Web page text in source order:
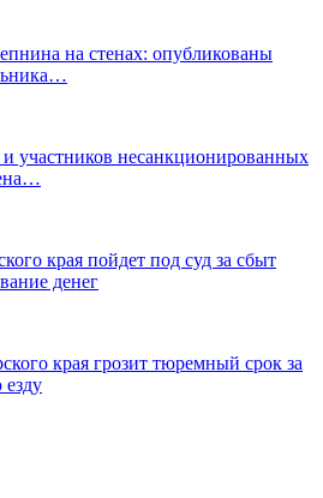
на стенах: опубликованы
и участников несанкционированных
края пойдет под суд за сбыт
денег
края грозит тюремный срок за